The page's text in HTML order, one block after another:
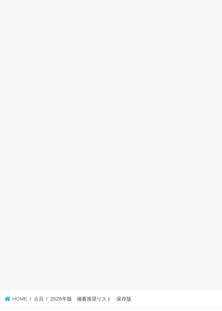
HOME 会員 2026年版 備蓄推奨リスト 保存版